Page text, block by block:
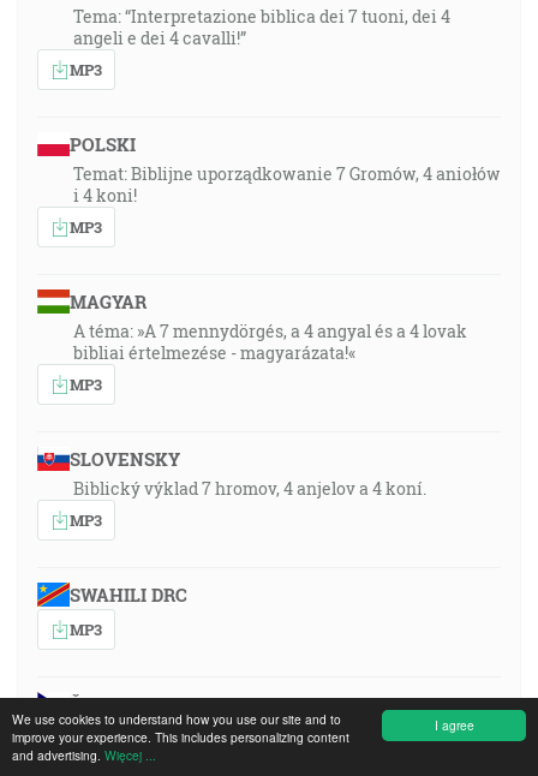
I agree
We use cookies to understand how you use our site and to
improve your experience. This includes personalizing content
and advertising. Więcej ...
Tema: “Interpretazione biblica dei 7 tuoni, dei 4
angeli e dei 4 cavalli!”
MP3
POLSKI
Temat: Biblijne uporządkowanie 7 Gromów, 4 aniołów
i 4 koni!
MP3
MAGYAR
A téma: »A 7 mennydörgés, a 4 angyal és a 4 lovak
bibliai értelmezése - magyarázata!«
MP3
SLOVENSKY
Biblický výklad 7 hromov, 4 anjelov a 4 koní.
MP3
SWAHILI DRC
MP3
ČESKY
1991-02-02-1930-czech
MP3